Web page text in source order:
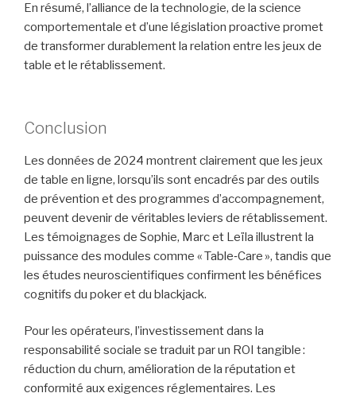
En résumé, l’alliance de la technologie, de la science
comportementale et d’une législation proactive promet
de transformer durablement la relation entre les jeux de
table et le rétablissement.
Conclusion
Les données de 2024 montrent clairement que les jeux
de table en ligne, lorsqu’ils sont encadrés par des outils
de prévention et des programmes d’accompagnement,
peuvent devenir de véritables leviers de rétablissement.
Les témoignages de Sophie, Marc et Leïla illustrent la
puissance des modules comme « Table‑Care », tandis que
les études neuroscientifiques confirment les bénéfices
cognitifs du poker et du blackjack.
Pour les opérateurs, l’investissement dans la
responsabilité sociale se traduit par un ROI tangible :
réduction du churn, amélioration de la réputation et
conformité aux exigences réglementaires. Les